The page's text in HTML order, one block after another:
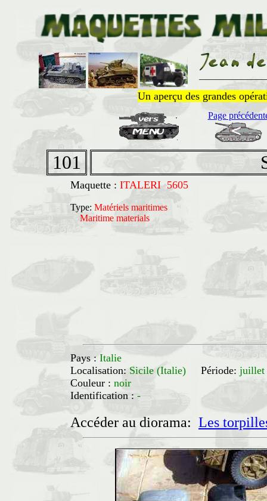
Un aperçu des grandes
Page
101
Maquette : ITALERI 5605
Type: Matériels maritimes
Maritime materials
Pays : Italie
Localisation: Sicile (Italie) Période: juillet
Couleur : noir
Identification : -
Accéder au diorama: Les